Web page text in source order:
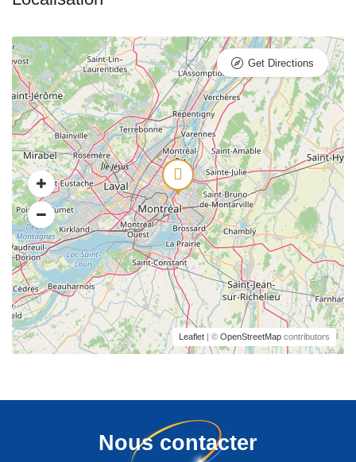
Leaflet | © OpenStreetMap contributors
Get Directions
Nous contacter